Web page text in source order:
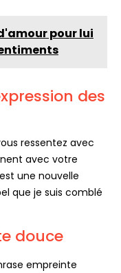
pour lui
des
ressentez avec
avec votre
une nouvelle
que je suis comblé
douce
empreinte